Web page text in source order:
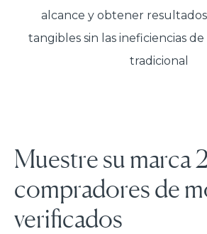
alcance y obtener
tangibles sin las ineficiencias
tradicional
Muestre su marca
compradores de
verificados